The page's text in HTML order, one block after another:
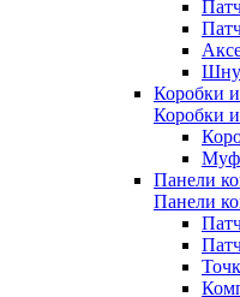
Коробки
Коробки
Панели
Панели